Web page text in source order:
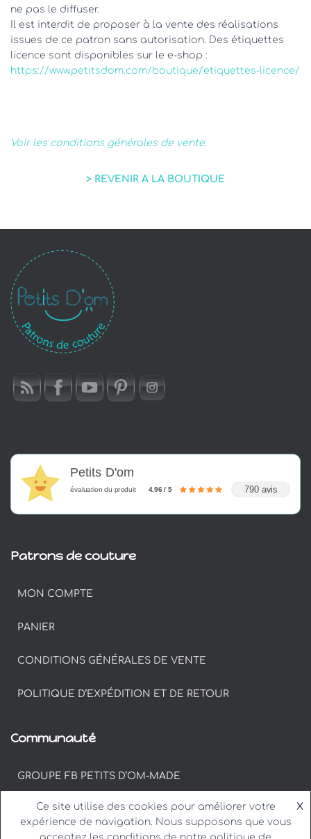
ne pas le diffuser.
Il est interdit de proposer à la vente des réalisations
issues de ce patron sans autorisation. Des étiquettes
licence sont disponibles sur le e-shop :
https://www.petitsdom.com/boutique/etiquettes-licence/
Voir les conditions générales de vente.
> REVENIR A LA BOUTIQUE
Petits D'om
évaluation du produit 4.96 / 5 790 avis
Patrons de couture
MON COMPTE
PANIER
CONDITIONS GÉNÉRALES DE VENTE
POLITIQUE D’EXPÉDITION ET DE RETOUR
Communauté
GROUPE FB PETITS D’OM-MADE
#PETITSDOM SUR INSTAGRAM
Ce site utilise des cookies pour améliorer votre
expérience de navigation. Nous supposons que vous
X